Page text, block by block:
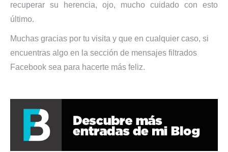
recuperar su herencia, ojo, mucho cuidado con esto
último.
Muchas gracias por tu visita y que en cualquier caso, si
encuentras algo en la sección de mensajes filtrados
Facebook sea para hacerte más feliz.